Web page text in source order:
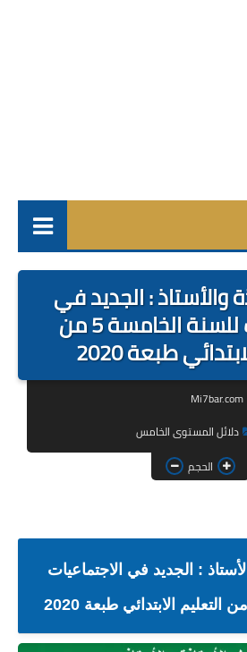
فروض
جذاذات
مباراة
استعمال الزمن
التوازيع السنوية
كراسات الدعم
بحوث
والأستاذ : الجديد في
الاجتماعيات للسنة الخامسة 5 من
طبعة 2020
Mi7bar.com
دلائل المستوى الخامس
الحجم
: الجديد في الاجتماعيات
الابتدائي طبعة 2020